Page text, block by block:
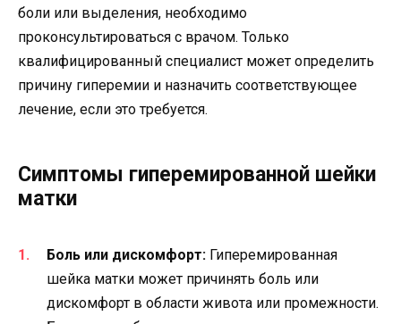
боли или выделения, необходимо
проконсультироваться с врачом. Только
квалифицированный специалист может определить
причину гиперемии и назначить соответствующее
лечение, если это требуется.
Симптомы гиперемированной шейки
матки
Боль или дискомфорт: Гиперемированная
шейка матки может причинять боль или
дискомфорт в области живота или промежности.